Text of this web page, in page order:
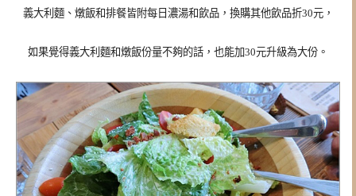
義大利麵、燉飯和排餐皆附每日濃湯和飲品，換購其他飲品折30元，
如果覺得義大利麵和燉飯份量不夠的話，也能加30元升級為大份。